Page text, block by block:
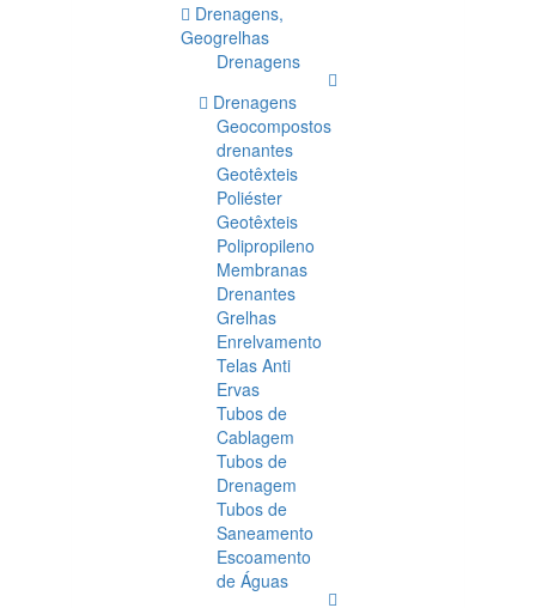
Drenagens,
Geogrelhas
Drenagens
Drenagens
Geocompostos
drenantes
Geotêxteis
Poliéster
Geotêxteis
Polipropileno
Membranas
Drenantes
Grelhas
Enrelvamento
Telas Anti
Ervas
Tubos de
Cablagem
Tubos de
Drenagem
Tubos de
Saneamento
Escoamento
de Águas